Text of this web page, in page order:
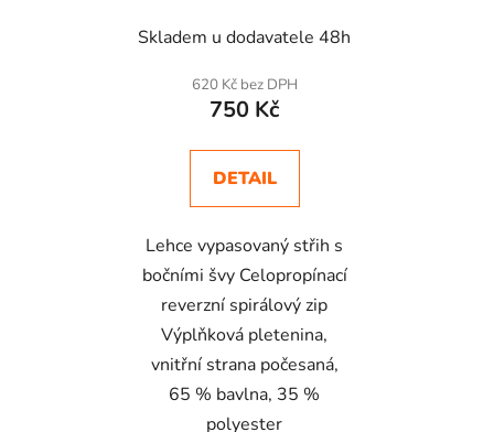
Skladem u dodavatele 48h
620 Kč bez DPH
750 Kč
DETAIL
Lehce vypasovaný střih s
bočními švy Celopropínací
reverzní spirálový zip
Výplňková pletenina,
vnitřní strana počesaná,
65 % bavlna, 35 %
polyester